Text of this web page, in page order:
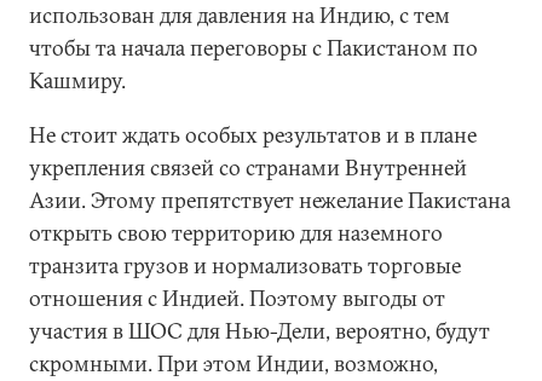
использован для давления на Индию, с тем
чтобы та начала переговоры с Пакистаном по
Кашмиру.
Не стоит ждать особых результатов и в плане
укрепления связей со странами Внутренней
Азии. Этому препятствует нежелание Пакистана
открыть свою территорию для наземного
транзита грузов и нормализовать торговые
отношения с Индией. Поэтому выгоды от
участия в ШОС для Нью-Дели, вероятно, будут
скромными. При этом Индии, возможно,